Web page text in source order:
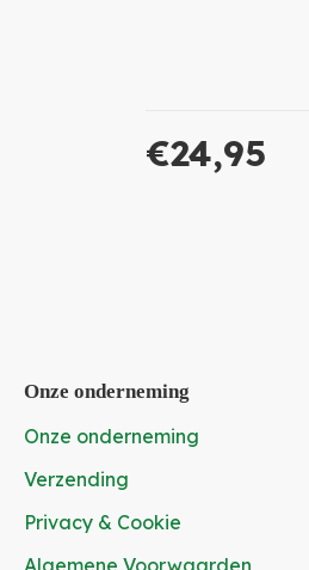
€24,95
Onze onderneming
Onze onderneming
Verzending
Privacy & Cookie